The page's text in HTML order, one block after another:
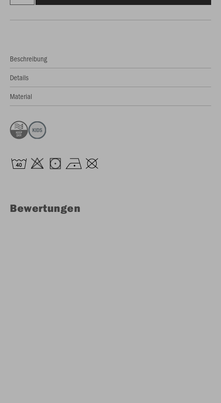
Beschreibung
Details
Material
Bewertungen